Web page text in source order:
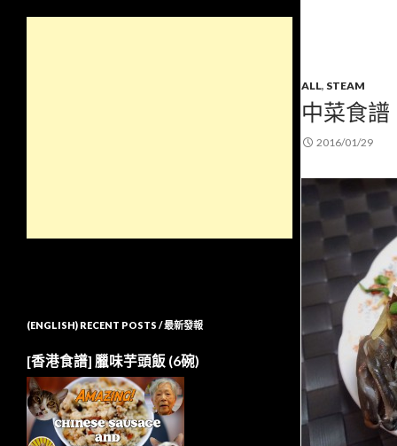
ALL, STEAM
中菜食
2016/01/29
(ENGLISH) RECENT POSTS / 最新發報
[香港食譜] 臘味芋頭飯 (6碗)